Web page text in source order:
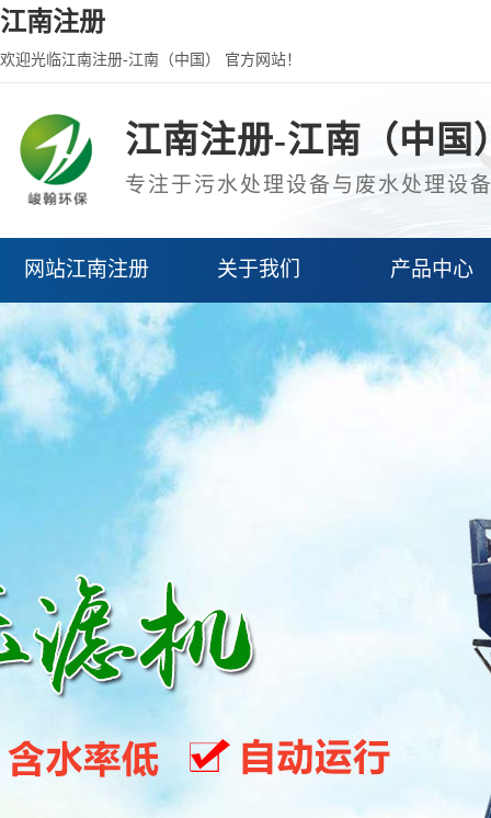
江南注册
欢迎光临江南注册-江南（中国） 官方网站！
江南注册-江南（中国
专注于污水处理设备与废水处理设
网站江南注册 关于我们 产品中心